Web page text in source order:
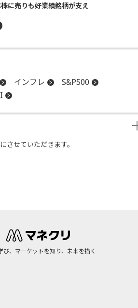
に売りも好業績銘柄が支え
インフレ
S&P500
させていただきます。
び、マーケットを知り、未来を描く